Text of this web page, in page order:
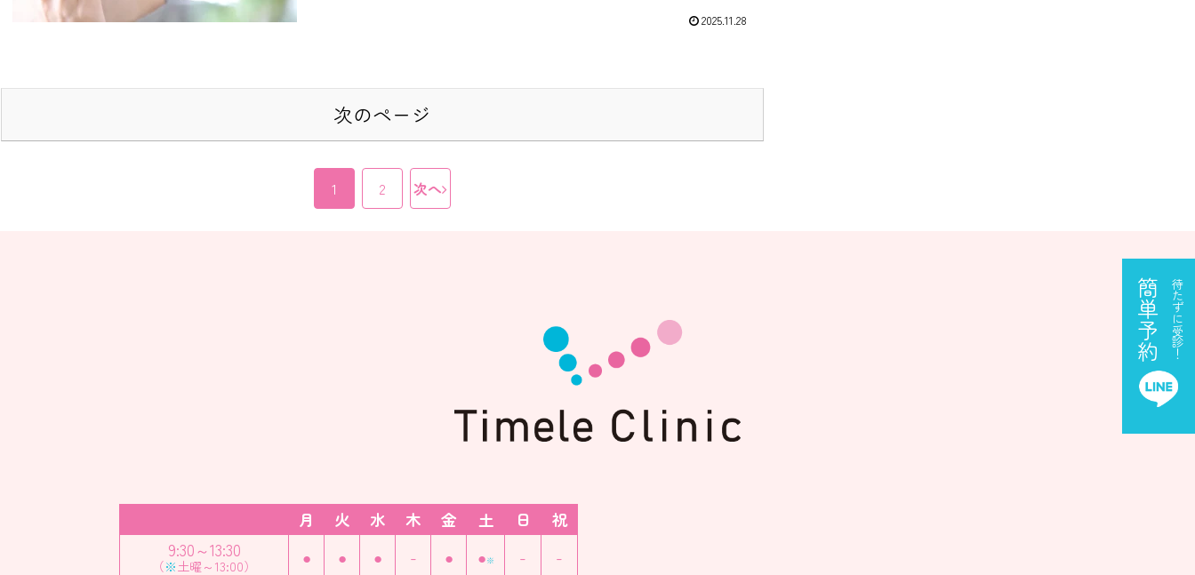
2025.11.28
次のページ
1 2 次へ
月 火 水 木 金 土 日
祝
9:30～13:30
（※ 土曜～13:00） ● ● ● - ● ●※ -
-
簡単予約待たずに受診！